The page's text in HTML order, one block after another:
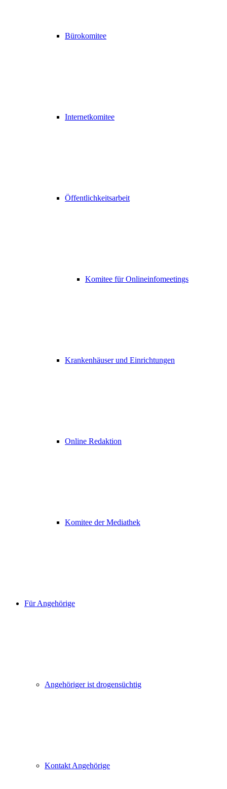
Bürokomitee
Internetkomitee
Öffentlichkeitsarbeit
Komitee für Onlineinfomeetings
Krankenhäuser und Einrichtungen
Online Redaktion
Komitee der Mediathek
Für Angehörige
Angehöriger ist drogensüchtig
Kontakt Angehörige